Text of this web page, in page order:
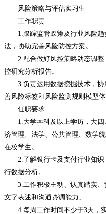
风险策略与评估实习生
工作职责
1.跟踪监管政策及行业风险趋
法，协助完善风险防控方案。
2.配合做好风控策略动态调整
控研究分析报告。
3.负责运用数据挖掘技术，协
善风险标签和风险监测规则模型体
任职要求
1.大学本科及以上学历，大四
济管理、法学、公共管理、数学
在校学生。
2.了解银行卡及支付行业知识
行数据分析。
3.工作积极主动、认真踏实、
文字表述和沟通协调能力。
4.每周工作时间不少于3天，实